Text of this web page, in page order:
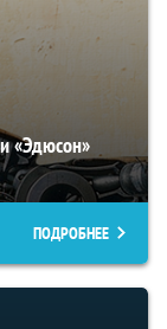
«Эдюсон»
ПОДРОБНЕЕ